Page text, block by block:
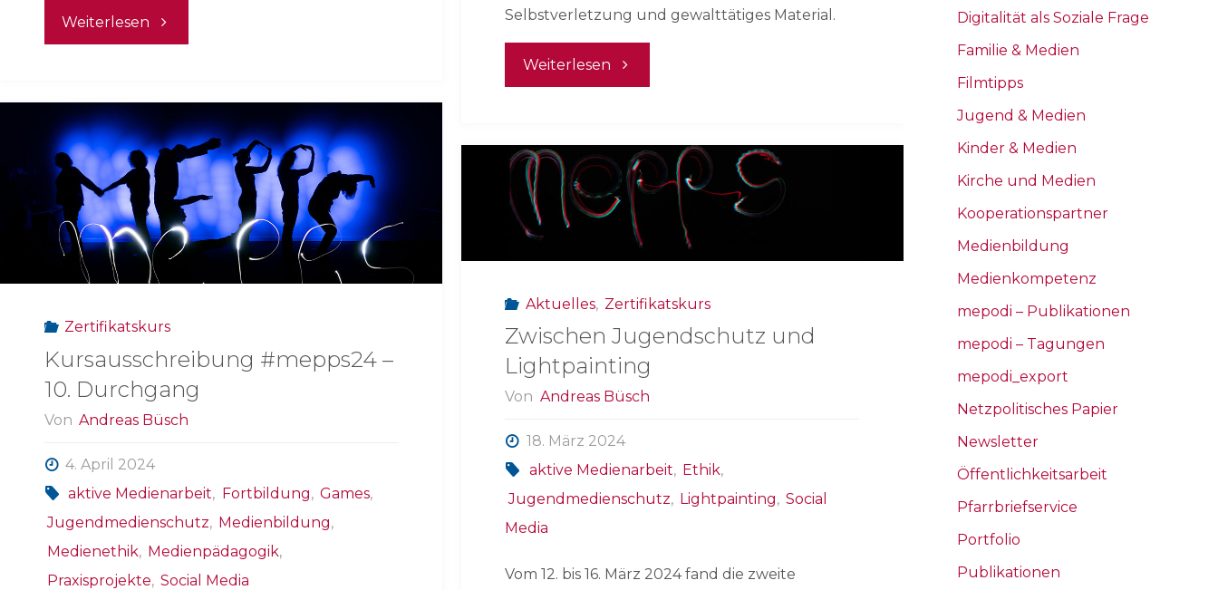
Weiterlesen "medius
an
wissenschaftlichen
Nachwuchs
verliehen"
Selbstverletzung und gewalttätiges Material.
Weiterlesen"Medienkompetenz
statt
soziale
Medien
Zertifikatskurs
Kursausschreibung #mepps24 –
10. Durchgang
Von Andreas Büsch
4. April 2024
aktive Medienarbeit, Fortbildung, Games,
Jugendmedienschutz, Medienbildung,
Medienethik, Medienpädagogik,
Praxisprojekte, Social Media
Aktuelles, Zertifikatskurs
Zwischen Jugendschutz und
Lightpainting
Von Andreas Büsch
18. März 2024
aktive Medienarbeit, Ethik,
Jugendmedienschutz, Lightpainting, Social
Media
Vom 12. bis 16. März 2024 fand die zweite
Digitalität als Soziale Frage
Familie & Medien
Filmtipps
Jugend & Medien
Kinder & Medien
Kirche und Medien
Kooperationspartner
Medienbildung
Medienkompetenz
mepodi – Publikationen
mepodi – Tagungen
mepodi_export
Netzpolitisches Papier
Newsletter
Öffentlichkeitsarbeit
Pfarrbriefservice
Portfolio
Publikationen